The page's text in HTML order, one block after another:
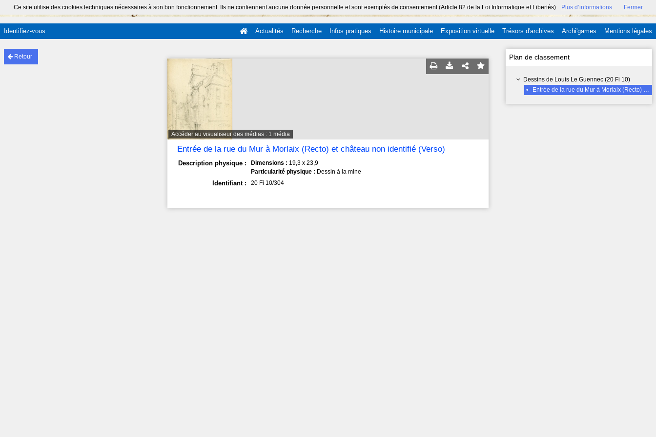
Ce site utilise des cookies techniques nécessaires à son bon fonctionnement. Ils ne contiennent aucune donnée personnelle et sont exemptés de consentement (Article 82 de la Loi Informatique et Libertés). Plus d’informations Fermer
Identifiez-vous Actualités Recherche Infos pratiques Histoire municipale Exposition virtuelle Trésors d'archives Archi'games Mentions légales
Retour Plan de classement
Dessins de Louis Le Guennec (20 Fi 10)
•
Entrée de la rue du Mur à Morlaix (Recto) et château non identifié (Verso)
Accéder au visualiseur des médias : 1 média
Entrée de la rue du Mur à Morlaix (Recto) et château non identifié (Verso)
Description physique : Dimensions : 19,3 x 23,9
Particularité physique : Dessin à la mine
Identifiant : 20 Fi 10/304